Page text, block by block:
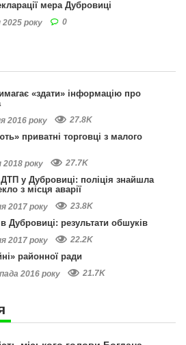
мера Дубровиці
2025 року 0
«здати» інформацію про
2016 року 27.8K
приватні торговці з малого
2018 року 27.7K
у Дубровиці: поліція знайшла
з місця аварії
2017 року 23.8K
Дубровиці: результати обшуків
2017 року 22.2K
районної ради
2016 року 21.7K